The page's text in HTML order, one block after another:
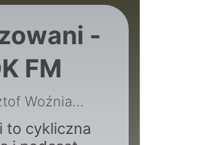
-
FM
TOK FM - Krzysztof Woźniak
to cykliczna